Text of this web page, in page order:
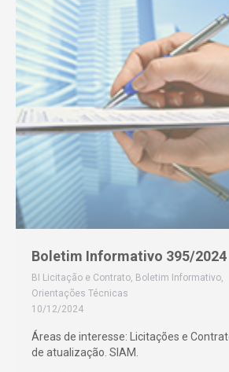
Boletim Informativo 395/2024
BI Licitação e Contrato, Boletim Informativo,
Orientações Técnicas
10/12/2024
Áreas de interesse: Licitações e
de atualização. SIAM.